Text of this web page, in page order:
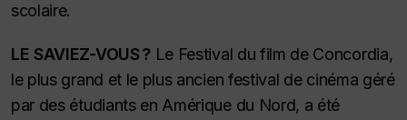
scolaire.
LE SAVIEZ-VOUS ? Le Festival du film de Concordia,
le plus grand et le plus ancien festival de cinéma géré
par des étudiants en Amérique du Nord, a été